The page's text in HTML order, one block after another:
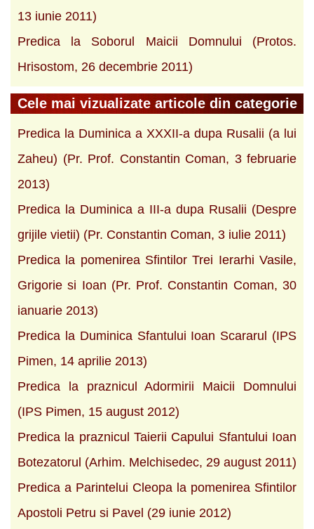
13 iunie 2011)
Predica la Soborul Maicii Domnului (Protos.
Hrisostom, 26 decembrie 2011)
Cele mai vizualizate articole din categorie
Predica la Duminica a XXXII-a dupa Rusalii (a lui
Zaheu) (Pr. Prof. Constantin Coman, 3 februarie
2013)
Predica la Duminica a III-a dupa Rusalii (Despre
grijile vietii) (Pr. Constantin Coman, 3 iulie 2011)
Predica la pomenirea Sfintilor Trei Ierarhi Vasile,
Grigorie si Ioan (Pr. Prof. Constantin Coman, 30
ianuarie 2013)
Predica la Duminica Sfantului Ioan Scararul (IPS
Pimen, 14 aprilie 2013)
Predica la praznicul Adormirii Maicii Domnului
(IPS Pimen, 15 august 2012)
Predica la praznicul Taierii Capului Sfantului Ioan
Botezatorul (Arhim. Melchisedec, 29 august 2011)
Predica a Parintelui Cleopa la pomenirea Sfintilor
Apostoli Petru si Pavel (29 iunie 2012)